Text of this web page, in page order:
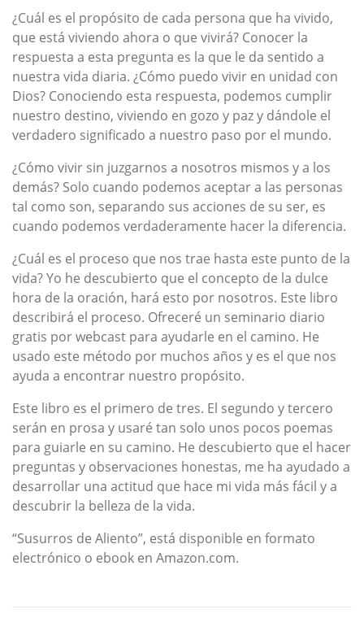
¿Cuál es el propósito de cada persona que ha vivido,
que está viviendo ahora o que vivirá? Conocer la
respuesta a esta pregunta es la que le da sentido a
nuestra vida diaria. ¿Cómo puedo vivir en unidad con
Dios? Conociendo esta respuesta, podemos cumplir
nuestro destino, viviendo en gozo y paz y dándole el
verdadero significado a nuestro paso por el mundo.
¿Cómo vivir sin juzgarnos a nosotros mismos y a los
demás? Solo cuando podemos aceptar a las personas
tal como son, separando sus acciones de su ser, es
cuando podemos verdaderamente hacer la diferencia.
¿Cuál es el proceso que nos trae hasta este punto de la
vida? Yo he descubierto que el concepto de la dulce
hora de la oración, hará esto por nosotros. Este libro
describirá el proceso. Ofreceré un seminario diario
gratis por webcast para ayudarle en el camino. He
usado este método por muchos años y es el que nos
ayuda a encontrar nuestro propósito.
Este libro es el primero de tres. El segundo y tercero
serán en prosa y usaré tan solo unos pocos poemas
para guiarle en su camino. He descubierto que el hacer
preguntas y observaciones honestas, me ha ayudado a
desarrollar una actitud que hace mi vida más fácil y a
descubrir la belleza de la vida.
“Susurros de Aliento”, está disponible en formato
electrónico o ebook en Amazon.com.